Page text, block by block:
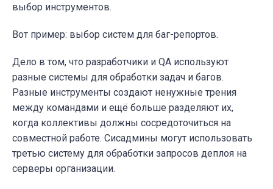
выбор инструментов.
Вот пример: выбор систем для баг-репортов.
Дело в том, что разработчики и QA используют
разные системы для обработки задач и багов.
Разные инструменты создают ненужные трения
между командами и ещё больше разделяют их,
когда коллективы должны сосредоточиться на
совместной работе. Сисадмины могут использовать
третью систему для обработки запросов деплоя на
серверы организации.